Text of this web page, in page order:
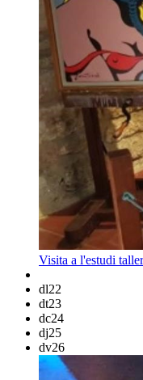
Visita a l'estudi
dl22
dt23
dc24
dj25
dv26